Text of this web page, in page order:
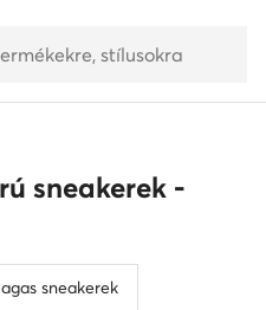
stílusokra
sneakerek -
sneakerek